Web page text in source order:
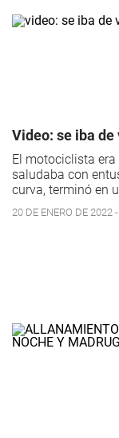
Video: se iba
El motociclista
saludaba con
curva, terminó en
20 DE ENERO DE 2022